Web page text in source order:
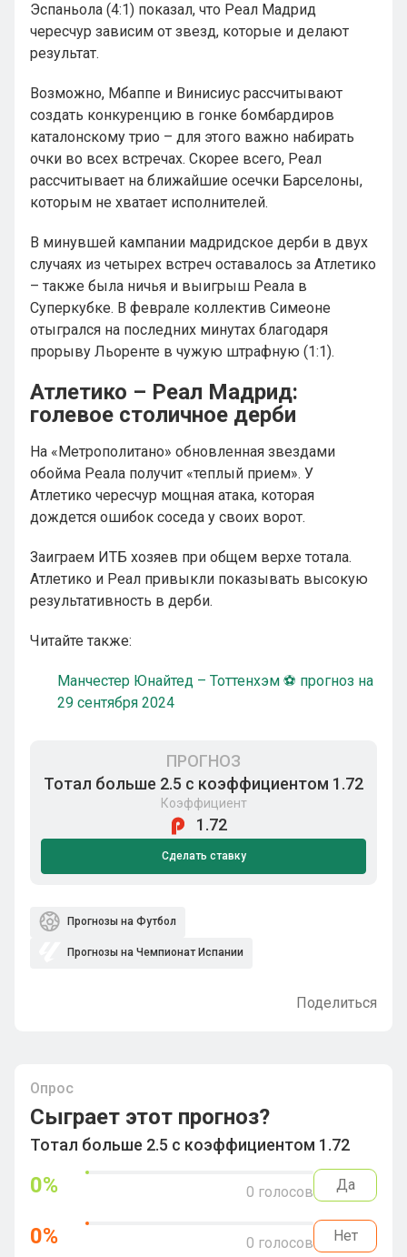
Эспаньола (4:1) показал, что Реал Мадрид
чересчур зависим от звезд, которые и делают
результат.
Возможно, Мбаппе и Винисиус рассчитывают
создать конкуренцию в гонке бомбардиров
каталонскому трио – для этого важно набирать
очки во всех встречах. Скорее всего, Реал
рассчитывает на ближайшие осечки Барселоны,
которым не хватает исполнителей.
В минувшей кампании мадридское дерби в двух
случаях из четырех встреч оставалось за Атлетико
– также была ничья и выигрыш Реала в
Суперкубке. В феврале коллектив Симеоне
отыгрался на последних минутах благодаря
прорыву Льоренте в чужую штрафную (1:1).
Атлетико – Реал Мадрид:
голевое столичное дерби
На «Метрополитано» обновленная звездами
обойма Реала получит «теплый прием». У
Атлетико чересчур мощная атака, которая
дождется ошибок соседа у своих ворот.
Заиграем ИТБ хозяев при общем верхе тотала.
Атлетико и Реал привыкли показывать высокую
результативность в дерби.
Читайте также:
Манчестер Юнайтед – Тоттенхэм ⚽ прогноз на
29 сентября 2024
ПРОГНОЗ
Тотал больше 2.5 с коэффициентом 1.72
Коэффициент
1.72
Сделать ставку
Прогнозы на Футбол
Прогнозы на Чемпионат Испании
Поделиться
Опрос
Сыграет этот прогноз?
Тотал больше 2.5 с коэффициентом 1.72
0% 0 голосов Да
0% 0 голосов Нет